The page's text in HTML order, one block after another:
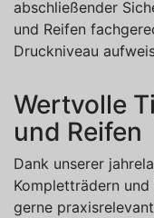
abschließender
und Reifen
Druckniveau
Wertvolle
und Reifen
Dank unserer
Kompletträdern und
gerne